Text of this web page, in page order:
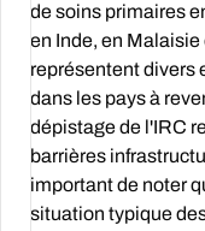
de soins primaires
en Inde, en
représentent divers
dans les pays à
dépistage de l'IRC
barrières
important de noter
situation typique